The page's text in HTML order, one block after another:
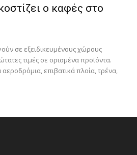
ο καφές στο
σε εξειδικευμένους χώρους
τιμές σε ορισμένα προϊόντα.
επιβατικά πλοία, τρένα,